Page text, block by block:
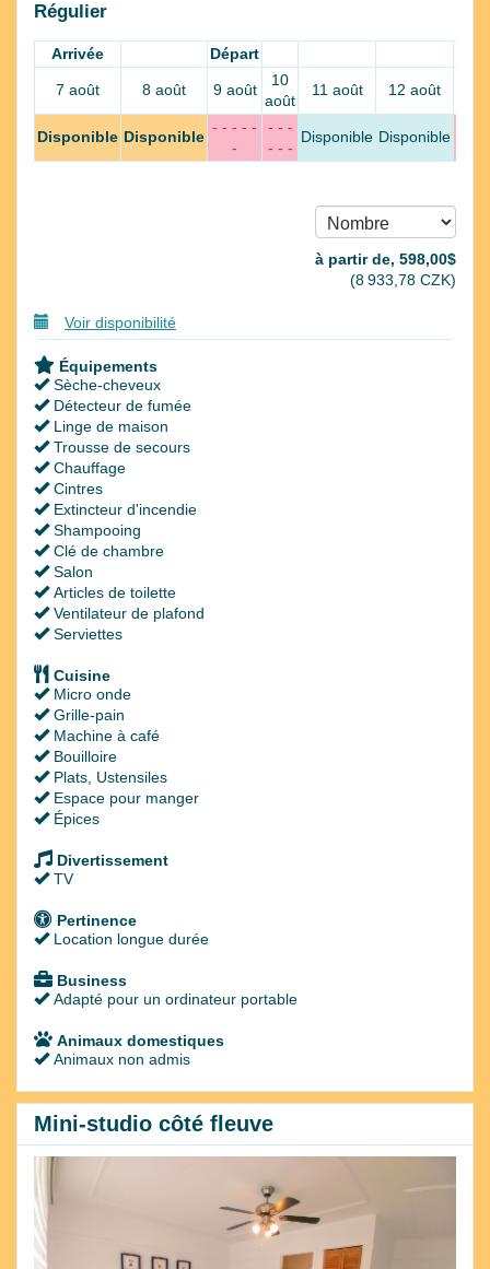
Régulier
Arrivée Départ
7 août 8 août 9 août
10
août
11 août 12 août
Disponible Disponible
- - - - -
-
- - -
- - -
Disponible Disponible
à partir de‚ 598,00$
(8 933,78 CZK)
Voir disponibilité
Équipements
Sèche-cheveux
Détecteur de fumée
Linge de maison
Trousse de secours
Chauffage
Cintres
Extincteur d'incendie
Shampooing
Clé de chambre
Salon
Articles de toilette
Ventilateur de plafond
Serviettes
Cuisine
Micro onde
Grille-pain
Machine à café
Bouilloire
Plats, Ustensiles
Espace pour manger
Épices
Divertissement
TV
Pertinence
Location longue durée
Business
Adapté pour un ordinateur portable
Animaux domestiques
Animaux non admis
Mini-studio côté fleuve